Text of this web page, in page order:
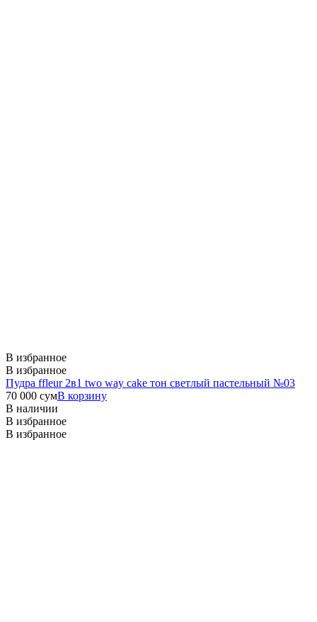
В избранное
В избранное
Пудра ffleur 2в1 two way cake тон светлый пастельный №03
70 000 сумВ корзину
В наличии
В избранное
В избранное